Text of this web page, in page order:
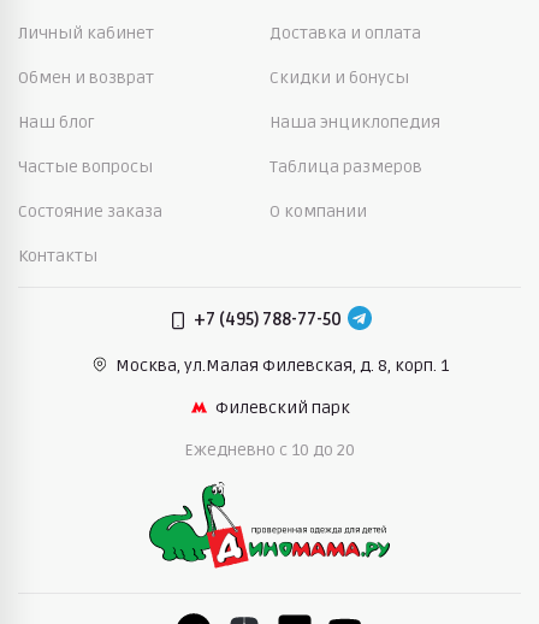
Личный кабинет Доставка и оплата
Обмен и возврат Скидки и бонусы
Наш блог Наша энциклопедия
Частые вопросы Таблица размеров
Состояние заказа О компании
Контакты
+7 (495) 788-77-50
Москва, ул.Малая Филевская, д. 8, корп. 1
Филевский парк
Ежедневно c 10 до 20